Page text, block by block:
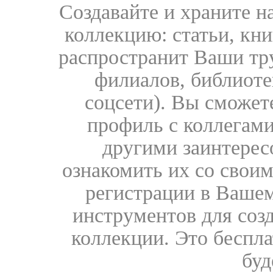
Создавайте и храните
коллекцию: статьи,
распространит Ваши
филиалов,
соцсети). Вы
профиль с
другими
ознакомить их со
регистрации в
инструментов для
коллекции. Это